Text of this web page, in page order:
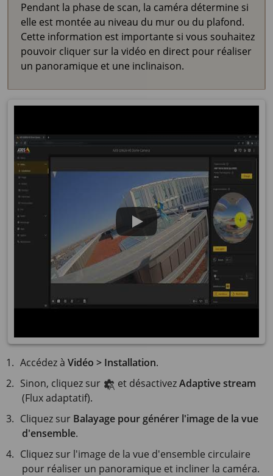
Pendant la phase de scan, la caméra détermine si
elle est montée au niveau du mur ou du plafond.
Cette information est importante si vous souhaitez
pouvoir cliquer sur la vidéo en direct pour réaliser
un panoramique et une inclinaison.
Accédez àVidéo > Installation.
Sinon, cliquez sur
et désactivezAdaptive stream
(Flux adaptatif).
Cliquez sur Balayage pour générer l'image de la vue
d'ensemble.
Cliquez sur l'image de la vue d'ensemble circulaire
pour réaliser un panoramique et incliner la caméra.